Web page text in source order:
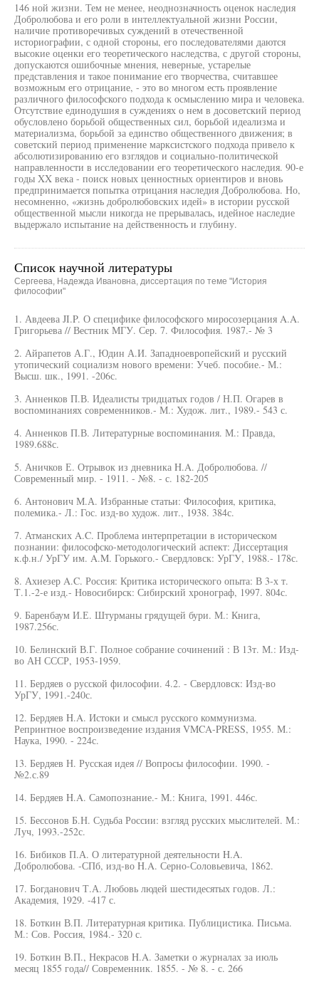
146 ной жизни. Тем не менее, неоднозначность оценок наследия
Добролюбова и его роли в интеллектуальной жизни России,
наличие противоречивых суждений в отечественной
историографии, с одной стороны, его последователями даются
высокие оценки его теоретического наследства, с другой стороны,
допускаются ошибочные мнения, неверные, устарелые
представления и такое понимание его творчества, считавшее
возможным его отрицание, - это во многом есть проявление
различного философского подхода к осмыслению мира и человека.
Отсутствие единодушия в суждениях о нем в досоветский период
обусловлено борьбой общественных сил, борьбой идеализма и
материализма, борьбой за единство общественного движения; в
советский период применение марксистского подхода привело к
абсолютизированию его взглядов и социально-политической
направленности в исследовании его теоретического наследия. 90-е
годы XX века - поиск новых ценностных ориентиров и вновь
предпринимается попытка отрицания наследия Добролюбова. Но,
несомненно, «жизнь добролюбовских идей» в истории русской
общественной мысли никогда не прерывалась, идейное наследие
выдержало испытание на действенность и глубину.
Список научной литературы
Сергеева, Надежда Ивановна, диссертация по теме "История
философии"
1. Авдеева JI.P. О специфике философского миросозерцания A.A.
Григорьева // Вестник МГУ. Сер. 7. Философия. 1987.- № 3
2. Айрапетов А.Г., Юдин А.И. Западноевропейский и русский
утопический социализм нового времени: Учеб. пособие.- М.:
Высш. шк., 1991. -206с.
3. Анненков П.В. Идеалисты тридцатых годов / Н.П. Огарев в
воспоминаниях современников.- М.: Худож. лит., 1989.- 543 с.
4. Анненков П.В. Литературные воспоминания. М.: Правда,
1989.688с.
5. Аничков Е. Отрывок из дневника H.A. Добролюбова. //
Современный мир. - 1911. - №8. - с. 182-205
6. Антонович М.А. Избранные статьи: Философия, критика,
полемика.- Л.: Гос. изд-во худож. лит., 1938. 384с.
7. Атманских A.C. Проблема интерпретации в историческом
познании: философско-методологический аспект: Диссертация
к.ф.н./ УрГУ им. A.M. Горького.- Свердловск: УрГУ, 1988.- 178с.
8. Ахиезер A.C. Россия: Критика исторического опыта: В 3-х т.
Т.1.-2-е изд.- Новосибирск: Сибирский хронограф, 1997. 804с.
9. Баренбаум И.Е. Штурманы грядущей бури. М.: Книга,
1987.256с.
10. Белинский В.Г. Полное собрание сочинений : В 13т. М.: Изд-
во АН СССР, 1953-1959.
11. Бердяев о русской философии. 4.2. - Свердловск: Изд-во
УрГУ, 1991.-240с.
12. Бердяев H.A. Истоки и смысл русского коммунизма.
Репринтное воспроизведение издания VMCA-PRESS, 1955. М.:
Наука, 1990. - 224с.
13. Бердяев Н. Русская идея // Вопросы философии. 1990. -
№2.с.89
14. Бердяев H.A. Самопознание.- М.: Книга, 1991. 446с.
15. Бессонов Б.Н. Судьба России: взгляд русских мыслителей. М.:
Луч, 1993.-252с.
16. Бибиков П.А. О литературной деятельности H.A.
Добролюбова. -СПб, изд-во H.A. Серно-Соловьевича, 1862.
17. Богданович Т.А. Любовь людей шестидесятых годов. Л.:
Академия, 1929. -417 с.
18. Боткин В.П. Литературная критика. Публицистика. Письма.
М.: Сов. Россия, 1984.- 320 с.
19. Боткин В.П., Некрасов H.A. Заметки о журналах за июль
месяц 1855 года// Современник. 1855. - № 8. - с. 266